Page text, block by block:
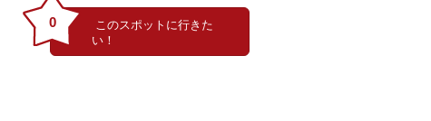
《東大寺正倉院花樹双鳥文夾纈復元》 染司よしおか蔵
0